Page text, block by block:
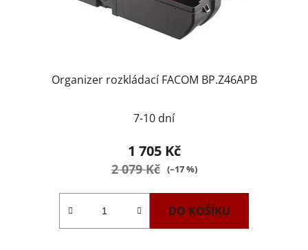
Organizer rozkládací FACOM BP.Z46APB
7-10 dní
1 705 Kč
2 079 Kč (–17 %)
DO KOŠÍKU